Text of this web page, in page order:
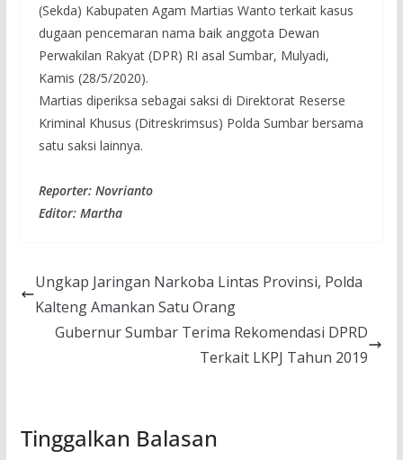
(Sekda) Kabupaten Agam Martias Wanto terkait kasus
dugaan pencemaran nama baik anggota Dewan
Perwakilan Rakyat (DPR) RI asal Sumbar, Mulyadi,
Kamis (28/5/2020).
Martias diperiksa sebagai saksi di Direktorat Reserse
Kriminal Khusus (Ditreskrimsus) Polda Sumbar bersama
satu saksi lainnya.
Reporter: Novrianto
Editor: Martha
Ungkap Jaringan Narkoba Lintas Provinsi, Polda
Kalteng Amankan Satu Orang
Gubernur Sumbar Terima Rekomendasi DPRD
Terkait LKPJ Tahun 2019
Tinggalkan Balasan